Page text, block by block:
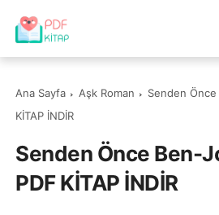
Ana Sayfa Aşk Roman
Senden
KİTAP İNDİR
Senden Önce Ben-
PDF KİTAP İNDİR